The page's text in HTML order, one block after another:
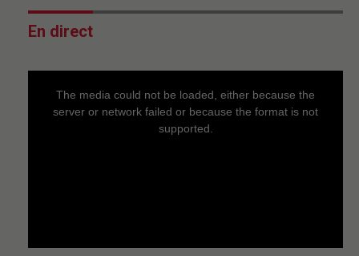
En direct
The media could not be loaded, either because the
server or network failed or because the format is not
supported.